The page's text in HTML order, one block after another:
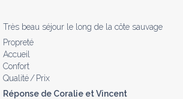
Très beau séjour le long de la côte sauvage
Propreté
Accueil
Confort
Qualité / Prix
Réponse de Coralie et Vincent